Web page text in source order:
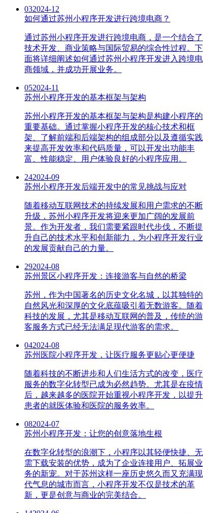
032024-12
如何通过苏州小程序开发进行跨境电商？
通过苏州小程序开发进行跨境电商，是一个结合了
技术开发、商业策略与国际贸易的综合性过程。下
面将详细阐述如何通过苏州小程序开发进入跨境电
商领域，并成功开展业务。
052024-11
苏州小程序开发的基本框架与架构
苏州小程序开发的基本框架与架构是构建小程序的
重要基础。通过掌握小程序开发的核心技术和框
架、了解前端和后端架构的组成部分以及遵循实践
来提高开发效率和代码质量，可以开发出功能丰
富、性能稳定、用户体验良好的小程序应用。
242024-09
苏州小程序开发后端开发中的常见挑战与应对
随着移动互联网技术的持续发展和用户需求的不断
升级，苏州小程序开发将迎来更加广阔的发展前
景。作为开发者，我们需要紧跟时代步伐，不断提
升自己的技术水平和创新能力，为小程序开发行业
的发展贡献自己的力量。
292024-08
苏州景区小程序开发：连接游客与自然的桥梁
苏州，作为中国著名的历史文化名城，以其独特的
自然风光和深厚的文化底蕴吸引着无数游客。随着
科技的发展，尤其是移动互联网的普及，传统的游
客服务方式已经无法满足现代游客的需求。
042024-08
苏州医院小程序开发，让医疗服务更贴心更便捷
随着科技的不断进步和人们生活方式的改变，医疗
服务的数字化转型已成为必然趋势。尤其是在疫情
后，越来越多的医院开始重视小程序开发，以提升
患者的就医体验和医院的服务效率。
082024-07
苏州小程序开发：让您的创意落地生根
在数字化转型的浪潮下，小程序以其轻便快捷、无
需下载安装的优势，成为了企业连接用户、拓展业
务的新宠。对于苏州这样一座历史悠久而又充满现
代气息的城市而言，小程序开发不仅是技术的革
新，更是创意与商业的完美结合。